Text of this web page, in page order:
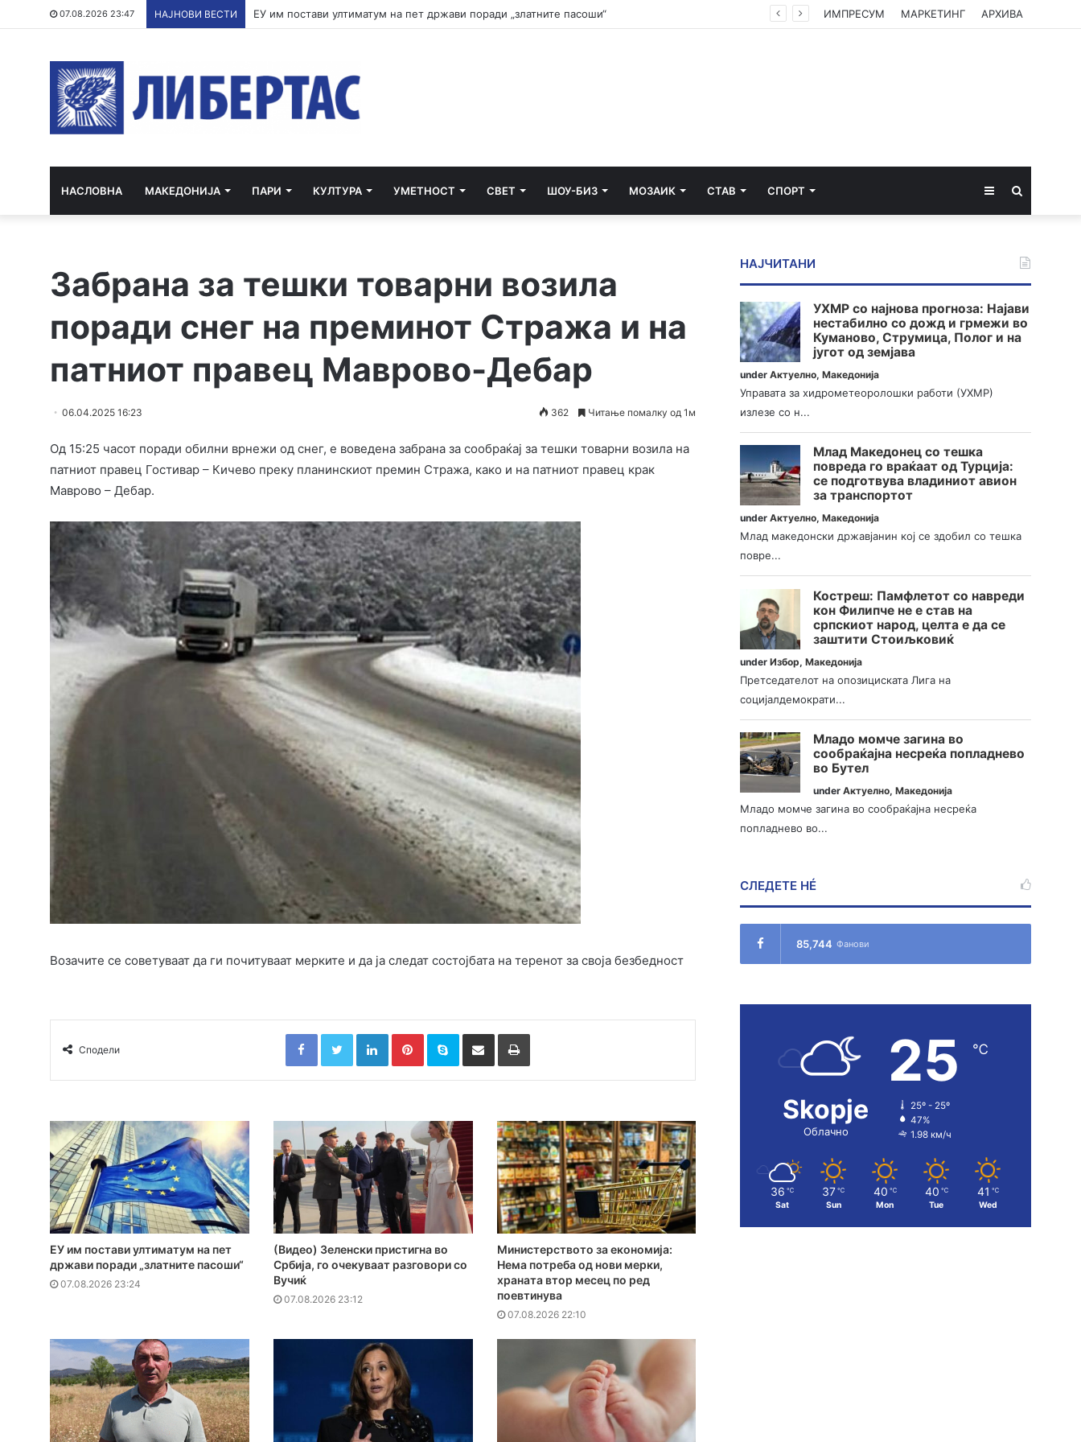
07.08.2026 23:47 НАЈНОВИ ВЕСТИ По речиси 30 години почнува судењето за убиството на Тупак Шакур ИМПРЕСУМ МАРКЕТИНГ АРХИВА
НАСЛОВНА МАКЕДОНИЈА ПАРИ КУЛТУРА УМЕТНОСТ СВЕТ ШОУ-БИЗ МОЗАИК СТАВ СПОРТ Sidebar
Забрана за тешки товарни возила
поради снег на преминот Стража и на
патниот правец Маврово-Дебар
06.04.2025 16:23 362 Читање помалку од 1м
Од 15:25 часот поради обилни врнежи од снег, е воведена забрана за сообраќај за тешки товарни возила на
патниот правец Гостивар – Кичево преку планинскиот премин Стража, како и на патниот правец крак
Маврово – Дебар.
Возачите се советуваат да ги почитуваат мерките и да ја следат состојбата на теренот за своја безбедност
Сподели
FacebookTwitterLinkedInPinterestSkype Сподели преку Е-маил Испринтај
ЕУ им постави ултиматум на пет
држави поради „златните пасоши“
07.08.2026 23:24
(Видео) Зеленски пристигна во
Србија, го очекуваат разговори со
Вучиќ
07.08.2026 23:12
Министерството за економија:
Нема потреба од нови мерки,
храната втор месец по ред
поевтинува
07.08.2026 22:10
НАЈЧИТАНИ
УХМР со најнова прогноза: Најави
нестабилно со дожд и грмежи во
Куманово, Струмица, Полог и на
југот од земјава
underАктуелно,Македонија
Управата за хидрометеоролошки работи (УХМР)
излезе со н...
Млад Македонец со тешка
повреда го враќаат од Турција:
се подготвува владиниот авион
за транспортот
underАктуелно,Македонија
Млад македонски државјанин кој се здобил со тешка
повре...
Костреш: Памфлетот со навреди
кон Филипче не е став на
српскиот народ, целта е да се
заштити Стоиљковиќ
underИзбор,Македонија
Претседателот на опозициската Лига на
социјалдемократи...
Младо момче загина во
сообраќајна несреќа попладнево
во Бутел
underАктуелно,Македонија
Младо момче загина во сообраќајна несреќа
попладнево во...
СЛЕДЕТЕ НÉ
85,744 Фанови
Skopje
Облачно
25 ℃
25º - 25º
47%
1.98 км/ч
36 ℃
Sat
37 ℃
Sun
40 ℃
Mon
40 ℃
Tue
41 ℃
Wed